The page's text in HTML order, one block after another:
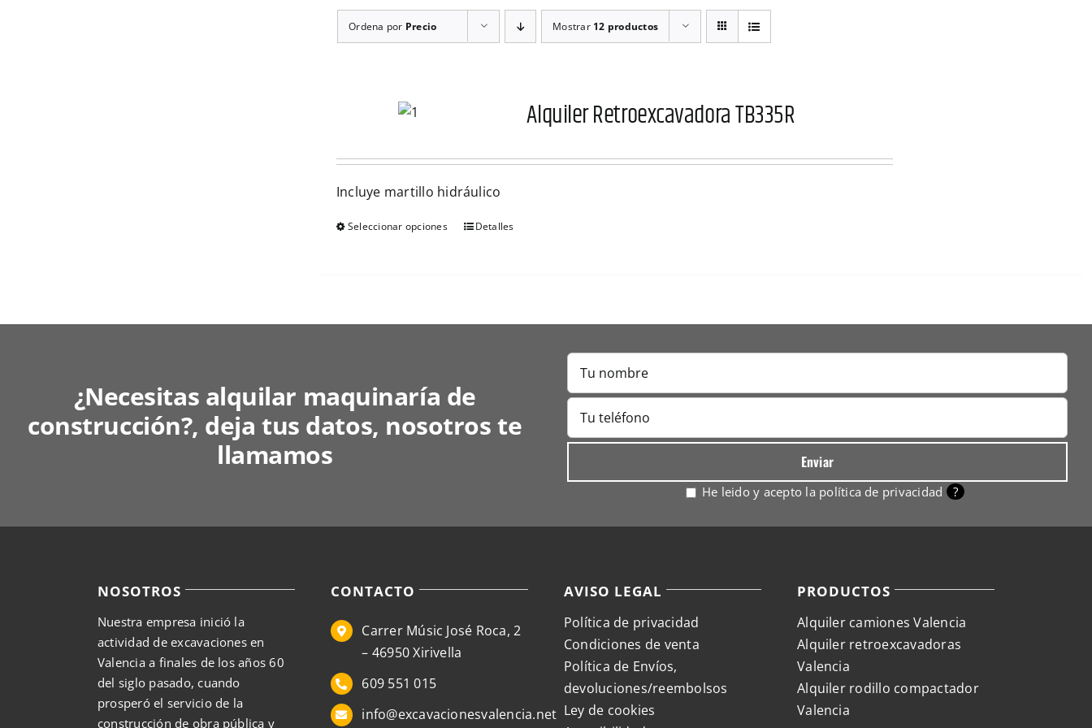
Ordena por Precio Mostrar 12 productos
Alquiler Retroexcavadora TB335R
Incluye martillo hidráulico
Seleccionar opciones
Este
pueden
elegir
Detalles
¿Necesitas alquilar maquinaría de
construcción?, deja tus datos, nosotros te
llamamos
He leido y acepto la política de privacidad ?
NOSOTROS
Nuestra empresa inició la
actividad de excavaciones en
Valencia a finales de los años 60
del siglo pasado, cuando
prosperó el servicio de la
construcción de obra pública y
CONTACTO
Carrer Músic José Roca, 2
– 46950 Xirivella
609 551 015
info@excavacionesvalencia.net
AVISO LEGAL
Política de privacidad
Condiciones de venta
Política de Envíos,
devoluciones/reembolsos
Ley de cookies
PRODUCTOS
Alquiler camiones Valencia
Alquiler retroexcavadoras
Valencia
Alquiler rodillo compactador
Valencia